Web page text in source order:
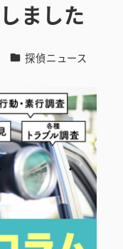
ました
カテゴリー
探偵ニュース